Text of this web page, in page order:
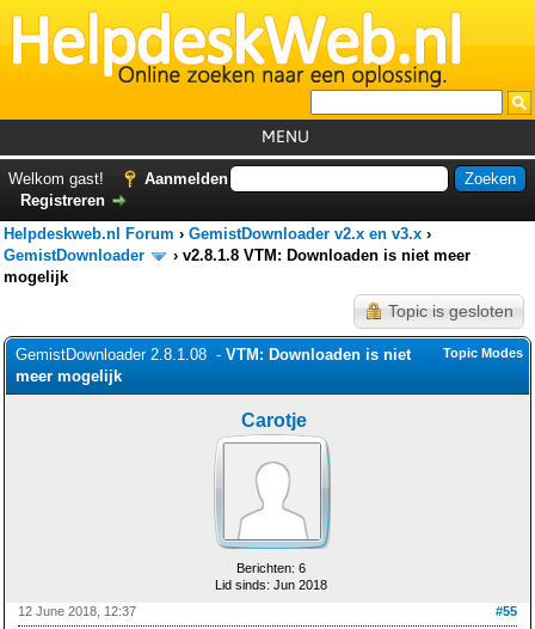
MENU
Foutcodes
GemistDownloader*
Welkom gast!
Aanmelden
Registreren
Helpdeskweb.nl Forum › GemistDownloader v2.x en v3.x ›
GemistDownloader
› v2.8.1.8 VTM: Downloaden is niet meer
mogelijk
Topic is gesloten
Topic Modes
GemistDownloader 2.8.1.08 - VTM: Downloaden is niet
meer mogelijk
Carotje
Berichten: 6
Lid sinds: Jun 2018
#55
12 June 2018, 12:37